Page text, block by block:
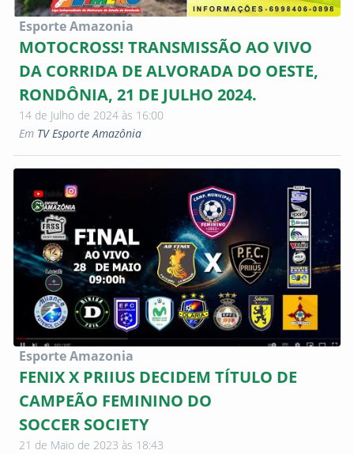
Esporte Amazonia
MOTOCROSS! TRANSMISSÃO AO VIVO
DA CORRIDA DE ALVORADA DO OESTE,
RONDÔNIA, 21 DE JULHO 2024.
14 de Julho de 2024 às 16:00
Em TV Esporte Amazônia
Esporte Amazonia
FENIX X PRIIUS DECIDEM TÍTULO DE
CAMPEÃO FEMININO DO
SOCCER SOCIETY
21 de Maio de 2023 às 18:43